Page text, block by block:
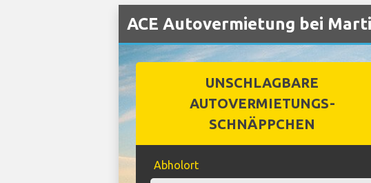
ACE Autovermietung bei
UNSCHLAGBARE
AUTOVERMIETUNGS-
SCHNÄPPCHEN
Abholort